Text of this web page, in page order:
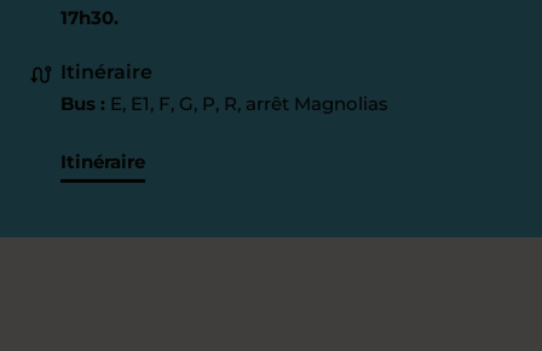
17h30.
Itinéraire
Bus : E, E1, F, G, P, R, arrêt Magnolias
Itinéraire